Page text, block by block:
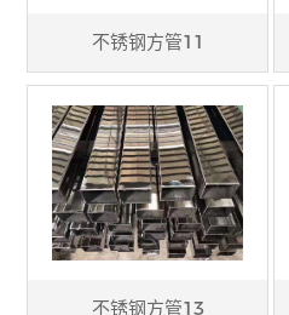
不锈钢方管11
不锈钢方管13